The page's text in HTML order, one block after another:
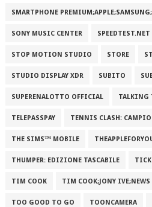
SMARTPHONE
SONY MUSIC CENTER SPEEDTEST.NET
STOP MOTION STUDIO STORE
STUDIO DISPLAY XDR SUBITO
SUPERENALOTTO OFFICIAL TALKING
TELEPASSPAY TENNIS CLASH:
THE SIMS™ MOBILE
THUMPER: EDIZIONE TASCABILE
TIM COOK TIM COOK;JONY IVE;NEWS
TOO GOOD TO GO TOONCAMERA